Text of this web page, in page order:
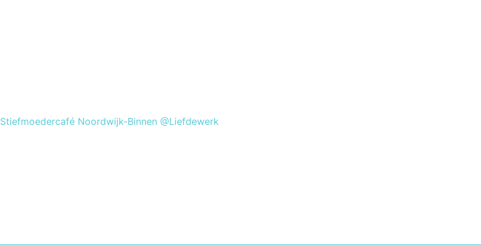
Stiefmoedercafé Noordwijk-Binnen @Liefdewerk